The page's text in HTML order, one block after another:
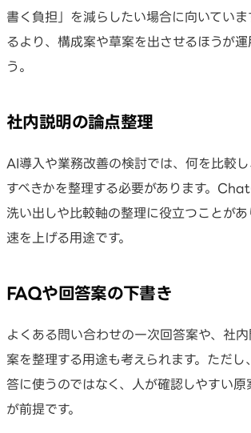
書く負担」を減らしたい場合に向いていま
るより、構成案や草案を出させるほうが運
う。
社内説明の論点整理
AI導入や業務改善の検討では、何を比較
すべきかを整理する必要があります。
洗い出しや比較軸の整理に役立つことがあ
速を上げる用途です。
FAQや回答案の下書き
よくある問い合わせの一次回答案や、社
案を整理する用途も考えられます。ただし
答に使うのではなく、人が確認しやすい原
が前提です。